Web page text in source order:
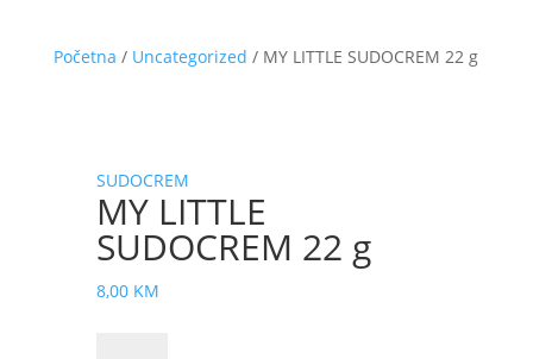
Početna / Uncategorized / MY LITTLE SUDOCREM 22 g
SUDOCREM
MY LITTLE
SUDOCREM 22 g
8,00 KM